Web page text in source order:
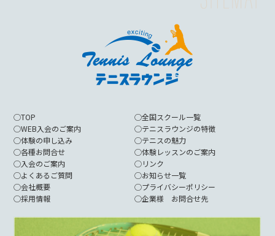
◯TOP
◯WEB入会のご案内
◯体験の申し込み
◯各種お問合せ
◯全国スクール一覧
◯テニスラウンジの特徴
◯テニスの魅力
◯体験レッスンのご案内
◯入会のご案内
◯よくあるご質問
◯会社概要
◯採用情報
◯リンク
◯お知らせ一覧
◯プライバシーポリシー
◯企業様 お問合せ先